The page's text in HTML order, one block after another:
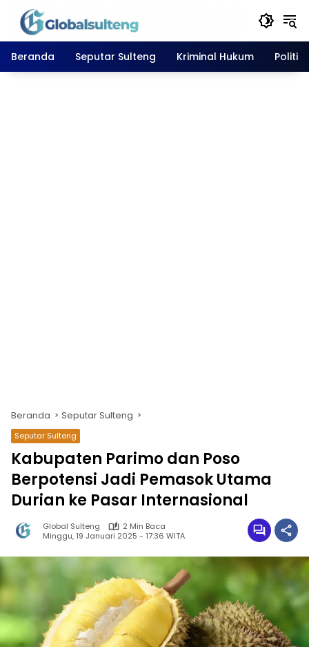
Langsung
konten
Beranda
Seputar Sulteng Kriminal Hukum Politik
Beranda Seputar Sulteng
Seputar Sulteng
Kabupaten Parimo dan Poso
Berpotensi Jadi Pemasok Utama
Durian ke Pasar Internasional
Global Sulteng
2 Min Baca
Minggu, 19 Januari 2025 - 17:36 WITA